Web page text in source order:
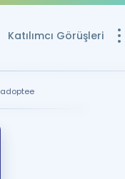
Katılımcı Görüşleri
adoptee